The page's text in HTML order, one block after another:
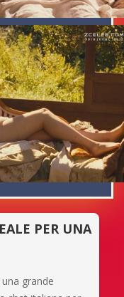
PER UNA
grande